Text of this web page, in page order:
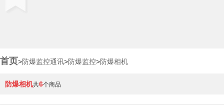
首页>防爆监控通讯>防爆监控>防爆相机
防爆相机共6个商品